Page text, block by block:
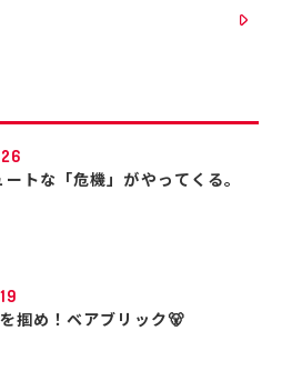
トな「危機」がやってくる。
掴め！ベアブリック🐻